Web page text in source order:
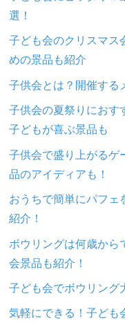
選！
子ども会のクリスマス
めの景品も紹介
子供会とは？開催する
子供会の夏祭りにおす
子どもが喜ぶ景品も
子供会で盛り上がるゲ
品のアイディアも！
おうちで簡単にパフェ
紹介！
ボウリングは何歳から
会景品も紹介！
子ども会でボウリング
気軽にできる！子ども